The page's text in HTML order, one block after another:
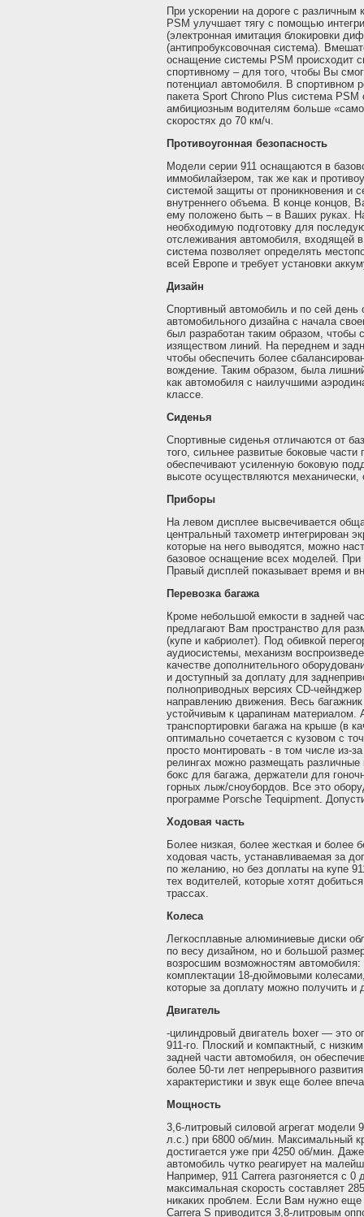
При ускорении на дороге с
PSМ улучшает тягу с помощью
(электронная имитация блокировки
(антипробуксовочная система).
оснащение системы PSM происходит
спортивному – для того, чтобы Вы
потенциал автомобиля. В спортивном
пакета Sport Chrono Plus система
амбициозным водителям больше
скоростях до 70 км/ч.
Противоугонная безопасность
Модели серии 911 оснащаются в
иммобилайзером, так же как и
системой защиты от проникновения и
внутреннего объема. В конце концов,
ему положено быть – в Ваших руках.
необходимую подготовку для
отслеживания автомобиля, входящей
система позволяет определять
всей Европе и требует установки
Дизайн
Спортивный автомобиль и по сей
автомобильного дизайна с начала
был разработан таким образом, чтобы
изяществом линий. На переднем и
чтобы обеспечить более
вождение. Таким образом, была
как автомобиля с наилучшими
классе.
Сиденья
Спортивные сиденья отличаются от
того, сильнее развитые боковые
обеспечивают усиленную боковую
высоте осуществляются механически,
Приборы
На левом дисплее высвечивается
центральный тахометр интегрирован
которые на него выводятся, можно
базовое оснащение всех моделей. При
Правый дисплей показывает время и
Перевозка багажа
Кроме небольшой емкости в задней
предлагают Вам пространство для
(купе и кабриолет). Под обивкой
аудиосистемы, механизм
качестве дополнительного
и доступный за доплату для
полноприводных версиях CD-
направлению движения. Весь
устойчивым к царапинам материалом.
транспортировки багажа на крыше (в
оптимально сочетается с кузовом с
просто монтировать - в том числе из-
релингах можно размещать различные
бокс для багажа, держатели для
горных лыж/сноубордов. Все это
программе Porsche Tequipment.
Ходовая часть
Более низкая, более жесткая и более
ходовая часть, устанавливаемая за
по желанию, но без доплаты на купе
тех водителей, которые хотят
трассах.
Колеса
Легкосплавные алюминиевые диски
по весу дизайном, но и большой
возросшим возможностям
комплектации 18-дюймовыми
которые за доплату можно получить и
Двигатель
-цилиндровый двигатель boxer — это
911-го. Плоский и компактный, с
задней части автомобиля, он
более 50-ти лет непрерывного
характеристики и звук еще более
Мощность
3,6-литровый силовой агрегат модели
л.с.) при 6800 об/мин. Максимальный
достигается уже при 4250 об/мин.
автомобиль чутко реагирует на
Например, 911 Carrera разгоняется с 0
максимальная скорость составляет
никаких проблем. Если Вам нужно
Carrera S приводится 3,8-литровым